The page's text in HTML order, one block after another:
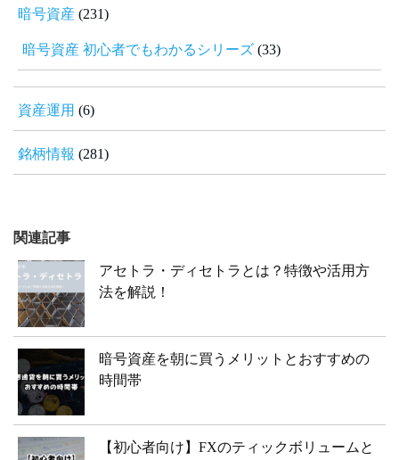
暗号資産 (231)
暗号資産 初心者でもわかるシリーズ (33)
資産運用 (6)
銘柄情報 (281)
関連記事
アセトラ・ディセトラとは？特徴や活用方
法を解説！
暗号資産を朝に買うメリットとおすすめの
時間帯
【初心者向け】FXのティックボリュームと